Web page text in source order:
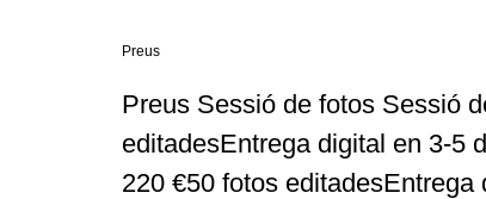
Preus
Preus Sessió de fotos Sessió
editadesEntrega digital en 3-5
220 €50 fotos